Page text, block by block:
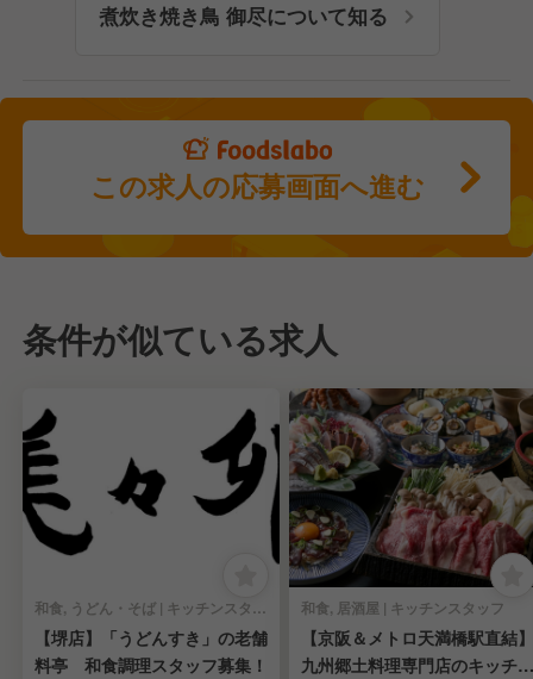
煮炊き焼き鳥 御尽について知る
この求人の応募画面へ進む
条件が似ている求人
和食, うどん・そば | キッチンスタッフ
【堺店】「うどんすき」の老舗
料亭 和食調理スタッフ募集！
和食, 居酒屋 | キッチンスタッフ
【京阪＆メトロ天満橋駅直結】
九州郷土料理専門店のキッチン